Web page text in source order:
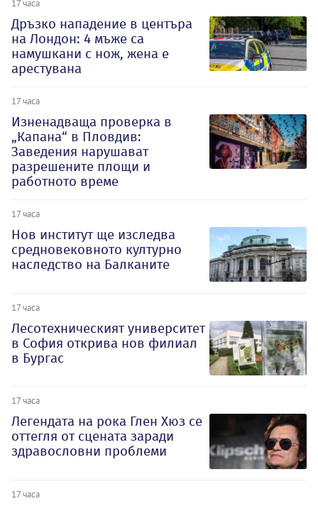
17 часа
Дръзко нападение в центъра
на Лондон: 4 мъже са
намушкани с нож, жена е
арестувана
17 часа
Изненадваща проверка в
„Капана“ в Пловдив:
Заведения нарушават
разрешените площи и
работното време
17 часа
Нов институт ще изследва
средновековното културно
наследство на Балканите
17 часа
Лесотехническият университет
в София открива нов филиал
в Бургас
17 часа
Легендата на рока Глен Хюз се
оттегля от сцената заради
здравословни проблеми
17 часа